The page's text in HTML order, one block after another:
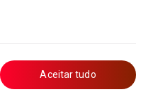
Aceitar tudo